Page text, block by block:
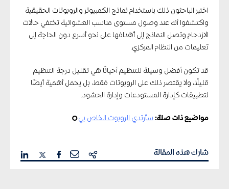
اختبر الباحثون ذلك باستخدام نماذج الكمبيوتر والروبوتات الحقيقية
واكتشفوا أنه عند وصول مستوى مناسب العشوائية تختفي حالات
الازدحام وتصل النماذج إلى أهدافها على نحو أسرع دون الحاجة إلى
تعليمات من النظام المركزي.
قد تكون أفضل وسيلة للتنظيم أحيانًا هي تقليل درجة التنظيم
قليلًا، ولا يقتصر ذلك على الروبوتات فقط، بل يحمل أهمية أيضًا
لتطبيقات كإدارة المستودعات وإدارة الحشود.
مواضيع ذات صلة: سأرتدي الروبوت الخاص بي¢
شارك هذه المقالة